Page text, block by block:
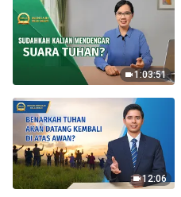
1:03:51
12:06